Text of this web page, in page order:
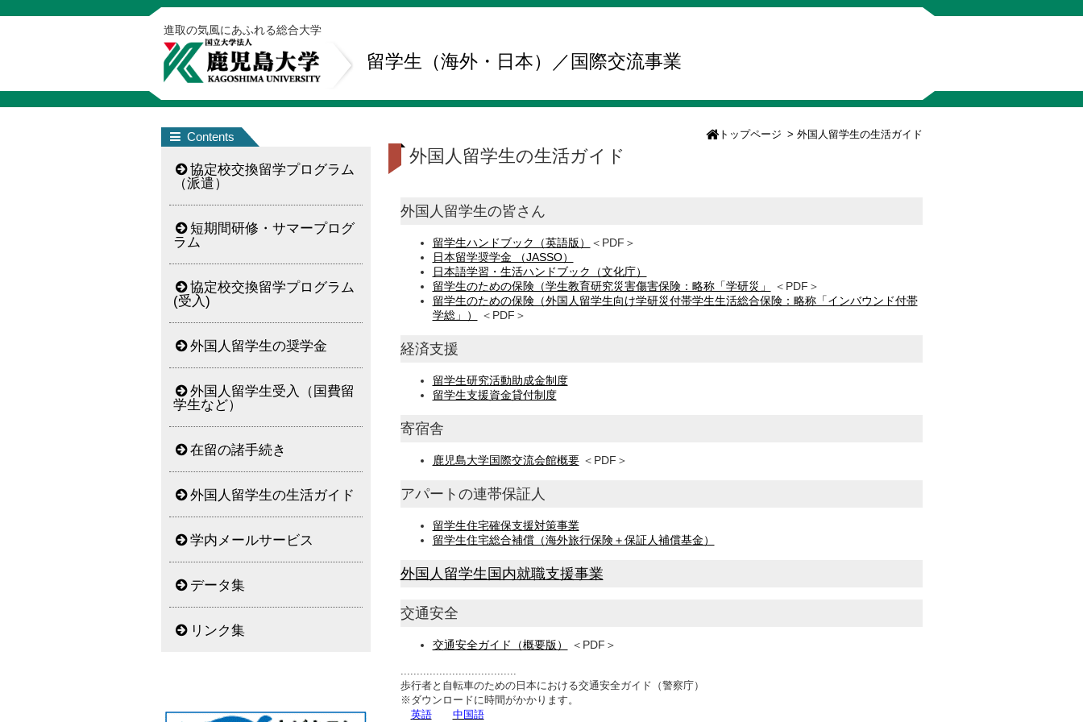
進取の気風にあふれる総合大学
留学生（海外・日本）／国際交流事業
トップページ > 外国人留学生の生活ガイド
外国人留学生の生活ガイド
外国人留学生の皆さん
留学生ハンドブック（英語版）
＜PDF＞
日本留学奨学金 （JASSO）
日本語学習・生活ハンドブック（文化庁）
留学生のための保険（学生教育研究災害傷害保険：略称「学研災」
＜PDF＞
留学生のための保険（外国人留学生向け学研災付帯学生生活総合保険：略称「インバウンド付帯
学総」）
＜PDF＞
経済支援
留学生研究活動助成金制度
留学生支援資金貸付制度
寄宿舎
鹿児島大学国際交流会館概要＜PDF＞
アパートの連帯保証人
留学生住宅確保支援対策事業
留学生住宅総合補償（海外旅行保険＋保証人補償基金）
外国人留学生国内就職支援事業
交通安全
交通安全ガイド（概要版） ＜PDF＞
....................................
歩行者と自転車のための日本における交通安全ガイド（警察庁）
※ダウンロードに時間がかかります。
英語
中国語
Contents
協定校交換留学プログラム
（派遣）
短期間研修・サマープログ
ラム
協定校交換留学プログラム
(受入)
外国人留学生の奨学金
外国人留学生受入（国費留
学生など）
在留の諸手続き
外国人留学生の生活ガイド
学内メールサービス
データ集
リンク集